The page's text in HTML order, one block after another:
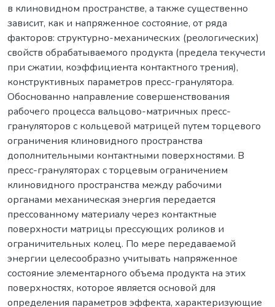
в клиновидном пространстве, а также существенно
зависит, как и напряженное состояние, от ряда
факторов: структурно-механических (реологических)
свойств обрабатываемого продукта (предела текучести
при сжатии, коэффициента контактного трения),
конструктивных параметров пресс-гранулятора.
Обоснованно направление совершенствования
рабочего процесса вальцово-матричных пресс-
грануляторов с кольцевой матрицей путем торцевого
ограничения клиновидного пространства
дополнительными контактными поверхностями. В
пресс-грануляторах с торцевым ограничением
клиновидного пространства между рабочими
органами механическая энергия передается
прессованному материалу через контактные
поверхности матрицы прессующих роликов и
ограничительных колец. По мере передаваемой
энергии целесообразно учитывать напряженное
состояние элементарного объема продукта на этих
поверхностях, которое является основой для
определения параметров эффекта, характеризующие